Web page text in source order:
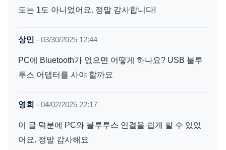
도는 1도 아니었어요. 정말 감사합니다!
상민 - 03/30/2025 12:44
PC에 Bluetooth가 없으면 어떻게 하나요? USB 블루
투스 어댑터를 사야 할까요
영희 - 04/02/2025 22:17
이 글 덕분에 PC와 블루투스 연결을 쉽게 할 수 있었
어요. 정말 감사해요